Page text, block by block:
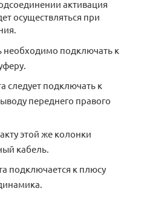
активация
осуществляться при
необходимо подключать к
следует подключать к
переднего правого
этой же колонки
кабель.
подключается к плюсу